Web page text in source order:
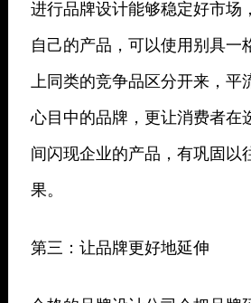
进行品牌设计能够稳定好市场
自己的产品，可以使用别具一
上同类的竞争品区分开来，
心目中的品牌，更让消费者在
间闪现企业的产品，有巩固以
果。
第三：让品牌更好地延伸